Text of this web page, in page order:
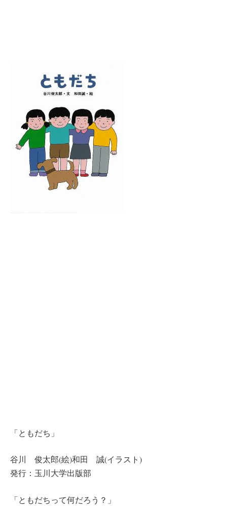
「ともだち」
谷川 俊太郎(絵)和田 誠(イラスト)
発行：玉川大学出版部
「ともだちって何だろう？」